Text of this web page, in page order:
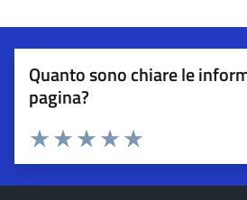
Quanto sono chiare le
pagina?
Esprimi una valutazione
Valuta 5 stelle su 5
Valuta 4 stelle su 5
Valuta 3 stelle su 5
Valuta 2 stelle su 5
Valuta 1 stelle su 5